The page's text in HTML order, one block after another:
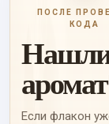
ПОСЛЕ
КОДА
Если флакон